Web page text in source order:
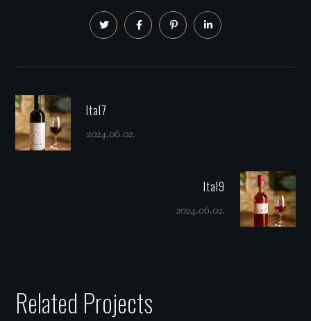
Ital7
2024.06.02.
Ital9
2024.06.02.
Related Projects